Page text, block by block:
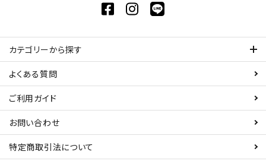
カテゴリーから探す
よくある質問
ご利用ガイド
お問い合わせ
特定商取引法について